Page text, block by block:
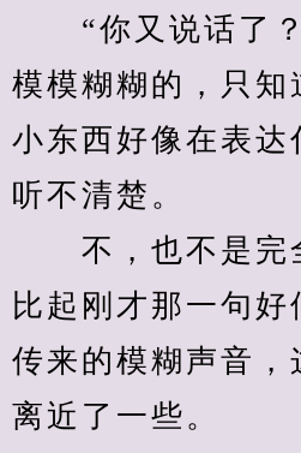
“你又说话了？
模模糊糊的，只知
小东西好像在表达
听不清楚。
不，也不是完
比起刚才那一句好
传来的模糊声音，
离近了一些。